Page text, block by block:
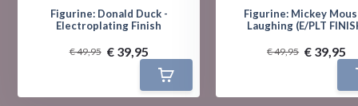
Figurine: Donald Duck -
Electroplating Finish
€ 49,95 € 39,95
Figurine: Mickey
Laughing (E/PLT
€ 49,95 € 39,95